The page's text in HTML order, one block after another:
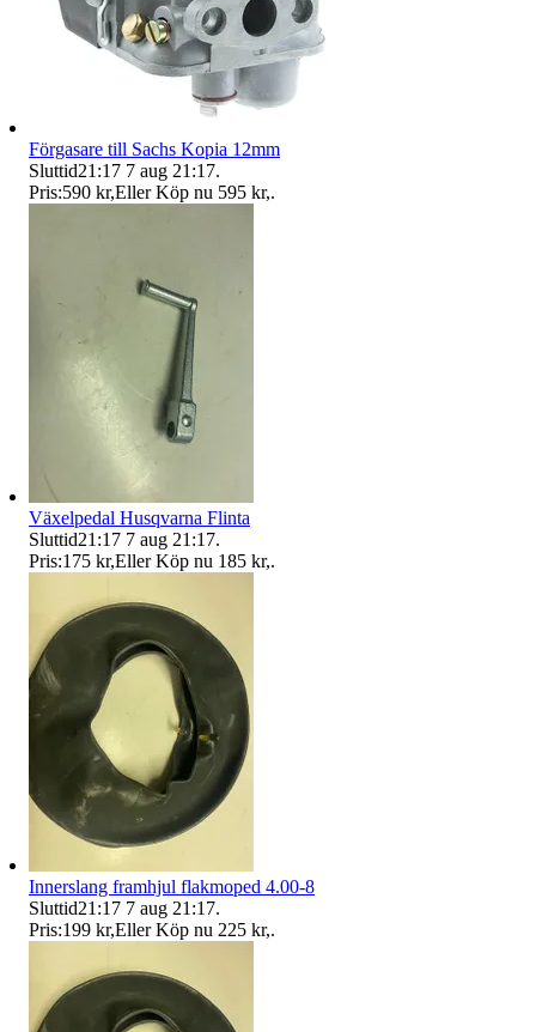
Förgasare till Sachs Kopia 12mm
Sluttid21:17 7 aug 21:17.
Pris:590 kr,Eller Köp nu 595 kr,.
Växelpedal Husqvarna Flinta
Sluttid21:17 7 aug 21:17.
Pris:175 kr,Eller Köp nu 185 kr,.
Innerslang framhjul flakmoped 4.00-8
Sluttid21:17 7 aug 21:17.
Pris:199 kr,Eller Köp nu 225 kr,.